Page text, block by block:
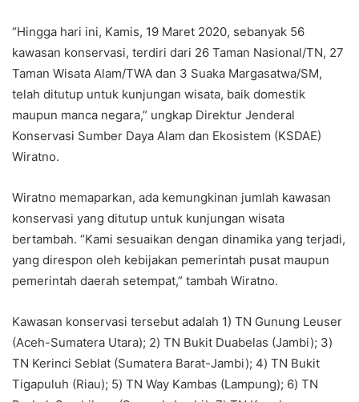
“Hingga hari ini, Kamis, 19 Maret 2020, sebanyak 56
kawasan konservasi, terdiri dari 26 Taman Nasional/TN, 27
Taman Wisata Alam/TWA dan 3 Suaka Margasatwa/SM,
telah ditutup untuk kunjungan wisata, baik domestik
maupun manca negara,” ungkap Direktur Jenderal
Konservasi Sumber Daya Alam dan Ekosistem (KSDAE)
Wiratno.
Wiratno memaparkan, ada kemungkinan jumlah kawasan
konservasi yang ditutup untuk kunjungan wisata
bertambah. “Kami sesuaikan dengan dinamika yang terjadi,
yang direspon oleh kebijakan pemerintah pusat maupun
pemerintah daerah setempat,” tambah Wiratno.
Kawasan konservasi tersebut adalah 1) TN Gunung Leuser
(Aceh-Sumatera Utara); 2) TN Bukit Duabelas (Jambi); 3)
TN Kerinci Seblat (Sumatera Barat-Jambi); 4) TN Bukit
Tigapuluh (Riau); 5) TN Way Kambas (Lampung); 6) TN